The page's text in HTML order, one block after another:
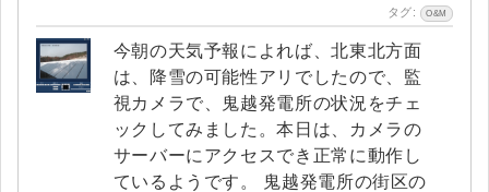
タグ:
O&M
今朝の天気予報によれば、北東北方面
は、降雪の可能性アリでしたので、監
視カメラで、鬼越発電所の状況をチェ
ックしてみました。本日は、カメラの
サーバーにアクセスでき正常に動作し
ているようです。 鬼越発電所の街区の